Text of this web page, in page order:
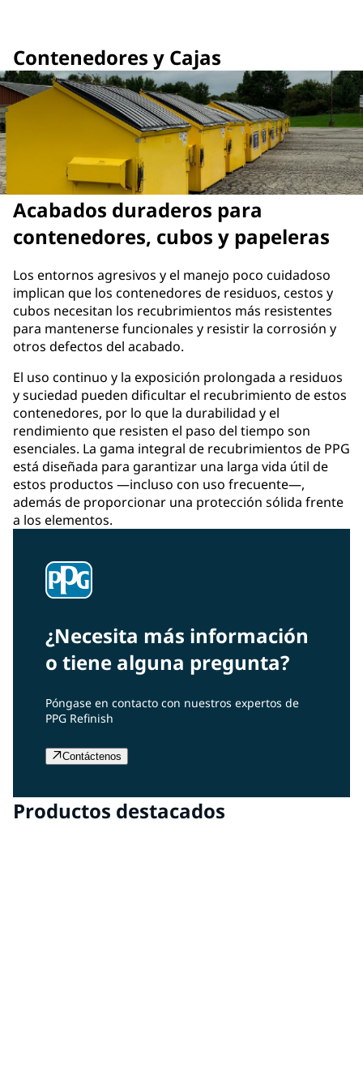
Contenedores y Cajas
Acabados duraderos para
contenedores, cubos y papeleras
Los entornos agresivos y el manejo poco cuidadoso
implican que los contenedores de residuos, cestos y
cubos necesitan los recubrimientos más resistentes
para mantenerse funcionales y resistir la corrosión y
otros defectos del acabado.
El uso continuo y la exposición prolongada a residuos
y suciedad pueden dificultar el recubrimiento de estos
contenedores, por lo que la durabilidad y el
rendimiento que resisten el paso del tiempo son
esenciales. La gama integral de recubrimientos de PPG
está diseñada para garantizar una larga vida útil de
estos productos —incluso con uso frecuente—,
además de proporcionar una protección sólida frente
a los elementos.
¿Necesita más información
o tiene alguna pregunta?
Póngase en contacto con nuestros expertos de
PPG Refinish
Contáctenos
Productos destacados